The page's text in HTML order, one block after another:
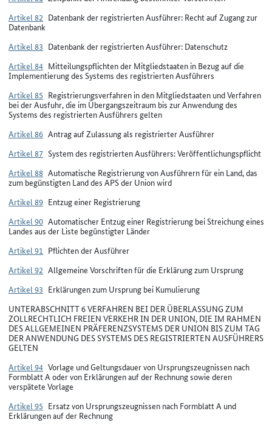
Artikel 82 Datenbank der registrierten Ausführer: Recht auf Zugang zur
Datenbank
Artikel 83 Datenbank der registrierten Ausführer: Datenschutz
Artikel 84 Mitteilungspflichten der Mitgliedstaaten in Bezug auf die
Implementierung des Systems des registrierten Ausführers
Artikel 85 Registrierungsverfahren in den Mitgliedstaaten und Verfahren
bei der Ausfuhr, die im Übergangszeitraum bis zur Anwendung des
Systems des registrierten Ausführers gelten
Artikel 86 Antrag auf Zulassung als registrierter Ausführer
Artikel 87 System des registrierten Ausführers: Veröffentlichungspflicht
Artikel 88 Automatische Registrierung von Ausführern für ein Land, das
zum begünstigten Land des APS der Union wird
Artikel 89 Entzug einer Registrierung
Artikel 90 Automatischer Entzug einer Registrierung bei Streichung eines
Landes aus der Liste begünstigter Länder
Artikel 91 Pflichten der Ausführer
Artikel 92 Allgemeine Vorschriften für die Erklärung zum Ursprung
Artikel 93 Erklärungen zum Ursprung bei Kumulierung
UNTERABSCHNITT 6 VERFAHREN BEI DER ÜBERLASSUNG ZUM
ZOLLRECHTLICH FREIEN VERKEHR IN DER UNION, DIE IM RAHMEN
DES ALLGEMEINEN PRÄFERENZSYSTEMS DER UNION BIS ZUM TAG
DER ANWENDUNG DES SYSTEMS DES REGISTRIERTEN AUSFÜHRERS
GELTEN
Artikel 94 Vorlage und Geltungsdauer von Ursprungszeugnissen nach
Formblatt A oder von Erklärungen auf der Rechnung sowie deren
verspätete Vorlage
Artikel 95 Ersatz von Ursprungszeugnissen nach Formblatt A und
Erklärungen auf der Rechnung